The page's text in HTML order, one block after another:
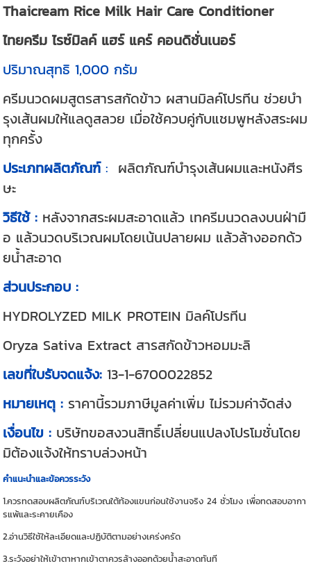
Thaicream Rice Milk Hair Care Conditioner
ไทยครีม ไรซ์มิลค์ แฮร์ แคร์ คอนดิชั่นเนอร์
ปริมาณสุทธิ 1,000 กรัม
ครีมนวดผมสูตรสารสกัดข้าว ผสานมิลค์โปรทีน ช่วยบำ
รุงเส้นผมให้แลดูสลวย เมื่อใช้ควบคู่กับแชมพูหลังสระผม
ทุกครั้ง
ประเภทผลิตภัณฑ์: ผลิตภัณฑ์บำรุงเส้นผมและหนังศีร
ษะ
วิธีใช้ : หลังจากสระผมสะอาดแล้ว เทครีมนวดลงบนฝ่ามื
อ แล้วนวดบริเวณผมโดยเน้นปลายผม แล้วล้างออกด้ว
ยน้ำสะอาด
ส่วนประกอบ :
HYDROLYZED MILK PROTEIN มิลค์โปรทีน
Oryza Sativa Extract สารสกัดข้าวหอมมะลิ
เลขที่ใบรับจดแจ้ง: 13-1-6700022852
หมายเหตุ : ราคานี้รวมภาษีมูลค่าเพิ่ม ไม่รวมค่าจัดส่ง
เงื่อนไข : บริษัทขอสงวนสิทธิ์เปลี่ยนแปลงโปรโมชั่นโดย
มิต้องแจ้งให้ทราบล่วงหน้า
คำแนะนำและข้อควรระวัง
1.ควรทดสอบผลิตภัณฑ์บริเวณใต้ท้องแขนก่อนใช้งานจริง 24 ชั่วโมง เพื่อทดสอบอากา
รแพ้และระคายเคือง
2.อ่านวิธีใช้ให้ละเอียดและปฏิบัติตามอย่างเคร่งครัด
3.ระวังอย่าให้เข้าตาหากเข้าตาควรล้างออกด้วยน้ำสะอาดทันที